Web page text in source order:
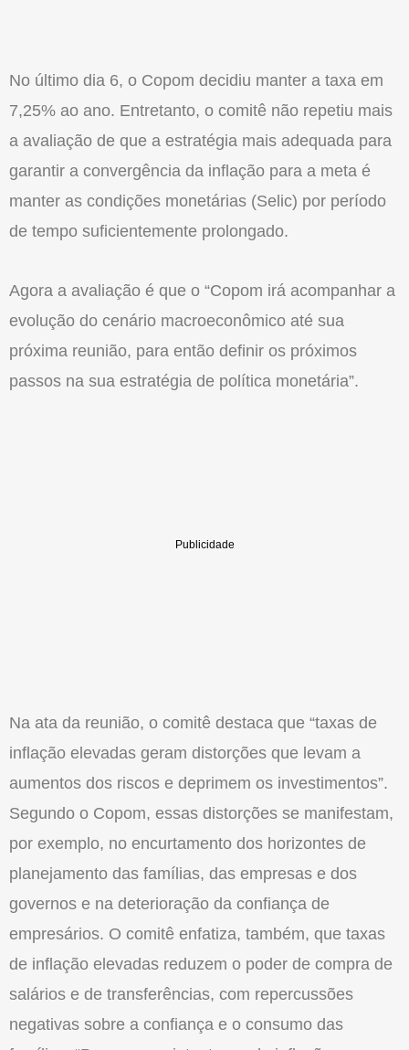
No último dia 6, o Copom decidiu manter a taxa em
7,25% ao ano. Entretanto, o comitê não repetiu mais
a avaliação de que a estratégia mais adequada para
garantir a convergência da inflação para a meta é
manter as condições monetárias (Selic) por período
de tempo suficientemente prolongado.
Agora a avaliação é que o “Copom irá acompanhar a
evolução do cenário macroeconômico até sua
próxima reunião, para então definir os próximos
passos na sua estratégia de política monetária”.
Na ata da reunião, o comitê destaca que “taxas de
inflação elevadas geram distorções que levam a
aumentos dos riscos e deprimem os investimentos”.
Segundo o Copom, essas distorções se manifestam,
por exemplo, no encurtamento dos horizontes de
planejamento das famílias, das empresas e dos
governos e na deterioração da confiança de
empresários. O comitê enfatiza, também, que taxas
de inflação elevadas reduzem o poder de compra de
salários e de transferências, com repercussões
negativas sobre a confiança e o consumo das